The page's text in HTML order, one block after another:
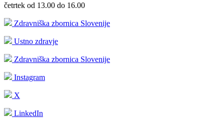
četrtek od 13.00 do 16.00
Zdravniška zbornica Slovenije
Ustno zdravje
Zdravniška zbornica Slovenije
Instagram
X
LinkedIn